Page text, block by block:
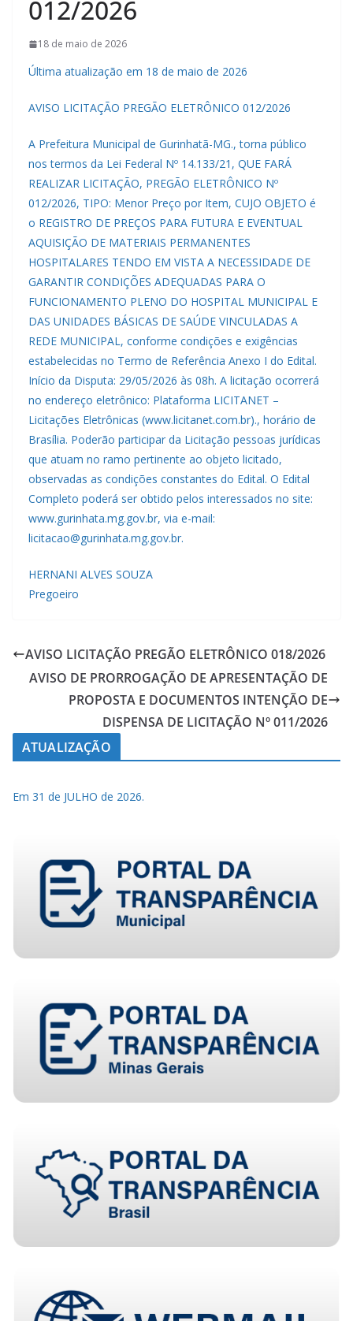
012/2026
18 de maio de 2026
Última atualização em 18 de maio de 2026
AVISO LICITAÇÃO PREGÃO ELETRÔNICO 012/2026
A Prefeitura Municipal de Gurinhatã-MG., torna público
nos termos da Lei Federal Nº 14.133/21, QUE FARÁ
REALIZAR LICITAÇÃO, PREGÃO ELETRÔNICO Nº
012/2026, TIPO: Menor Preço por Item, CUJO OBJETO é
o REGISTRO DE PREÇOS PARA FUTURA E EVENTUAL
AQUISIÇÃO DE MATERIAIS PERMANENTES
HOSPITALARES TENDO EM VISTA A NECESSIDADE DE
GARANTIR CONDIÇÕES ADEQUADAS PARA O
FUNCIONAMENTO PLENO DO HOSPITAL MUNICIPAL E
DAS UNIDADES BÁSICAS DE SAÚDE VINCULADAS A
REDE MUNICIPAL, conforme condições e exigências
estabelecidas no Termo de Referência Anexo I do Edital.
Início da Disputa: 29/05/2026 às 08h. A licitação ocorrerá
no endereço eletrônico: Plataforma LICITANET –
Licitações Eletrônicas (www.licitanet.com.br)., horário de
Brasília. Poderão participar da Licitação pessoas jurídicas
que atuam no ramo pertinente ao objeto licitado,
observadas as condições constantes do Edital. O Edital
Completo poderá ser obtido pelos interessados no site:
www.gurinhata.mg.gov.br, via e-mail:
licitacao@gurinhata.mg.gov.br.
HERNANI ALVES SOUZA
Pregoeiro
AVISO LICITAÇÃO PREGÃO ELETRÔNICO 018/2026
AVISO DE PRORROGAÇÃO DE APRESENTAÇÃO DE
PROPOSTA E DOCUMENTOS INTENÇÃO DE
DISPENSA DE LICITAÇÃO Nº 011/2026
ATUALIZAÇÃO
Em 31 de JULHO de 2026.